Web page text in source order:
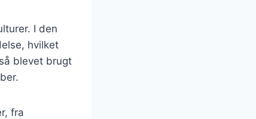
I den
hvilket
blevet brugt
fra